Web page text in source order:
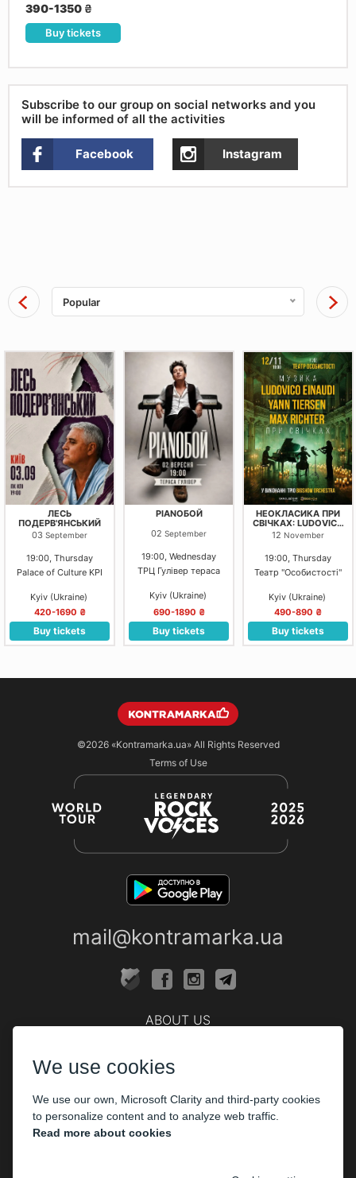
390-1350 ₴
Buy tickets
Subscribe to our group on social networks and you
will be informed of all the activities
Facebook Instagram
Popular
ЛЕСЬ
ПОДЕРВ'ЯНСЬКИЙ
03 September
19:00, Thursday
Palace of Culture KPI
Kyiv (Ukraine)
420-1690 ₴
Buy tickets
PIANOБОЙ
02 September
19:00, Wednesday
ТРЦ Гулівер тераса
Kyiv (Ukraine)
690-1890 ₴
Buy tickets
НЕОКЛАСИКА ПРИ
СВІЧКАХ: LUDOVICO
EINAUDI, YANN
12 November
19:00, Thursday
Театр "Особистості"
Kyiv (Ukraine)
490-890 ₴
Buy tickets
©2026 «Kontramarka.ua»All Rights Reserved
Terms of Use
mail@kontramarka.ua
ABOUT US
The organizers
Corporate customers
We use cookies
We use our own, Microsoft Clarity and third-party cookies
to personalize content and to analyze web traffic.
Read more about cookies